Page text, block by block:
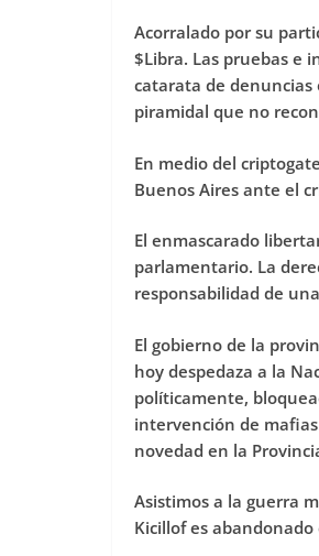
Acorralado por su
$Libra. Las pruebas e
catarata de
piramidal que no
En medio del
Buenos Aires ante el
El enmascarado
parlamentario. La
responsabilidad de
El gobierno de la
hoy despedaza a la
políticamente,
intervención de
novedad en la
Asistimos a la guerra
Kicillof es